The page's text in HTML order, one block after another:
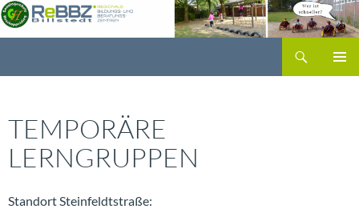
Zum
Inhalt
TEMPORÄRE
LERNGRUPPEN
Standort Steinfeldtstraße: